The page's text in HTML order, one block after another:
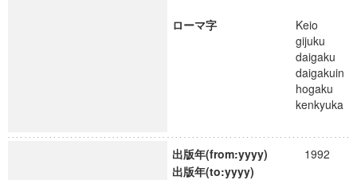
ローマ字
Keio
gijuku
daigaku
daigakuin
hogaku
kenkyuka
出版年(from:yyyy)
1992
出版年(to:yyyy)